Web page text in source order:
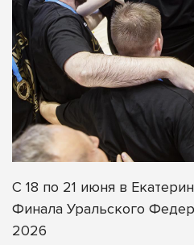
С 18 по 21 июня в
Финала Уральского
2026